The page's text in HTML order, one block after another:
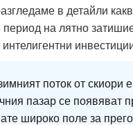
в детайли
на лятно
поток от скиори
пазар се появяват
широко поле за